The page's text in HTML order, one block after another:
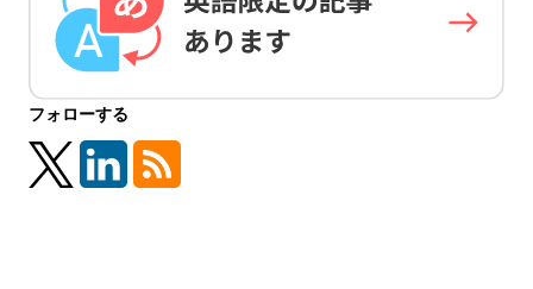
フォローする